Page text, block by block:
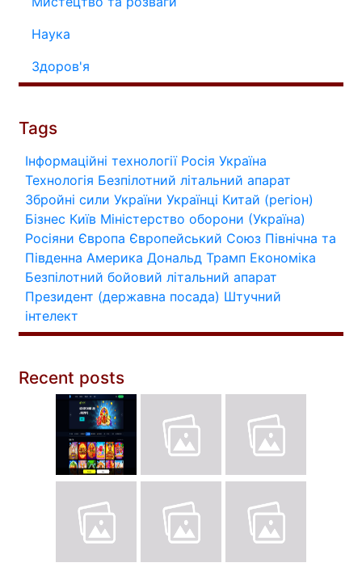
Наука
Здоров'я
Tags
Інформаційні технології Росія Україна
Технологія Безпілотний літальний апарат
Збройні сили України Українці Китай (регіон)
Бізнес Київ Міністерство оборони (Україна)
Росіяни Європа Європейський Союз Північна та
Південна Америка Дональд Трамп Економіка
Безпілотний бойовий літальний апарат
Президент (державна посада) Штучний
інтелект
Recent posts